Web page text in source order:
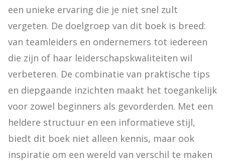
een unieke ervaring die je niet snel zult
vergeten. De doelgroep van dit boek is breed:
van teamleiders en ondernemers tot iedereen
die zijn of haar leiderschapskwaliteiten wil
verbeteren. De combinatie van praktische tips
en diepgaande inzichten maakt het toegankelijk
voor zowel beginners als gevorderden. Met een
heldere structuur en een informatieve stijl,
biedt dit boek niet alleen kennis, maar ook
inspiratie om een wereld van verschil te maken